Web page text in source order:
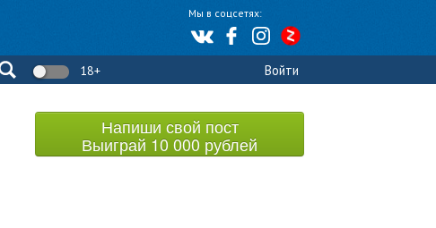
Мы в соцсетях:
18+ Войти
Напиши свой пост
Выиграй 10 000 рублей